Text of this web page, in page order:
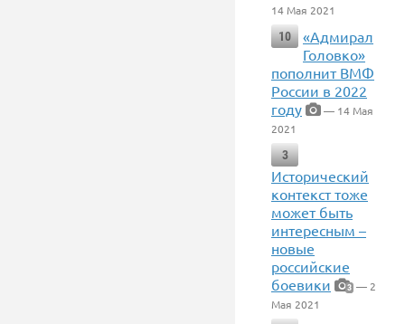
14 Мая 2021
10
«Адмирал
Головко»
пополнит ВМФ
России в 2022
году
— 14 Мая
2021
3
Исторический
контекст тоже
может быть
интересным –
новые
российские
боевики
3 — 2
Мая 2021